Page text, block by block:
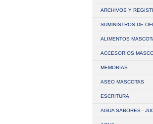
ARCHIVOS Y
SUMINISTROS DE
ALIMENTOS
ACCESORIOS
MEMORIAS
ASEO MASCOTAS
ESCRITURA
AGUA SABORES -